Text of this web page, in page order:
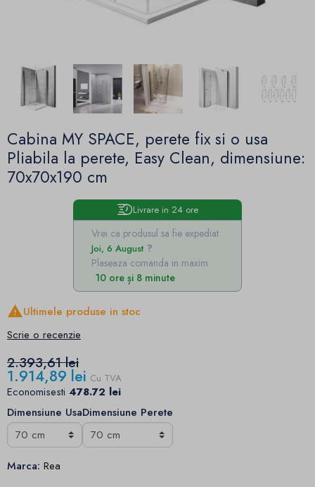
Cabina MY SPACE, perete fix si o usa
Pliabila la perete, Easy Clean, dimensiune:
70x70x190 cm
Livrare in 24 ore
Vrei ca produsul sa fie expediat
Joi, 6 August
Plaseaza comanda in maxim
10 ore și 8 minute
Ultimele produse in stoc
Scrie o recenzie
2.393,61 lei
1.914,89 lei Cu TVA
Economisesti 478.72 lei
Dimensiune UsaDimensiune Perete
Marca: Rea